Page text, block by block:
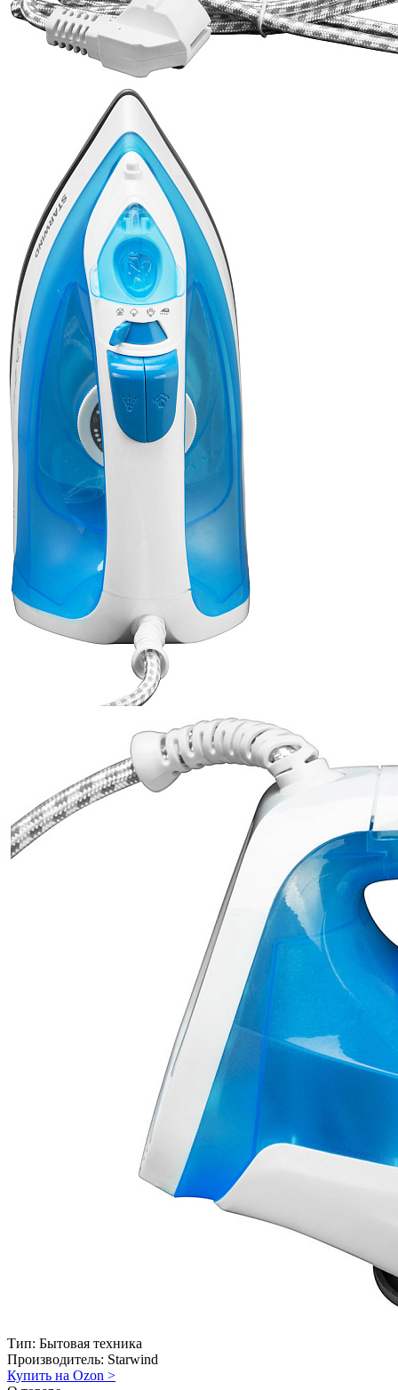
Тип: Бытовая техника
Производитель: Starwind
Купить на Ozon >